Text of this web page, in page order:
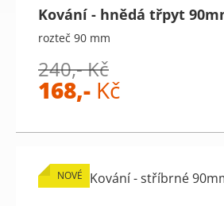
Kování - hnědá třpyt
rozteč 90 mm
240,- Kč
168,- Kč
NOVÉ